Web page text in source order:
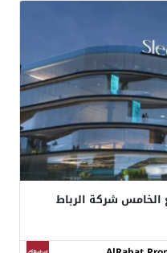
شركة الرباط